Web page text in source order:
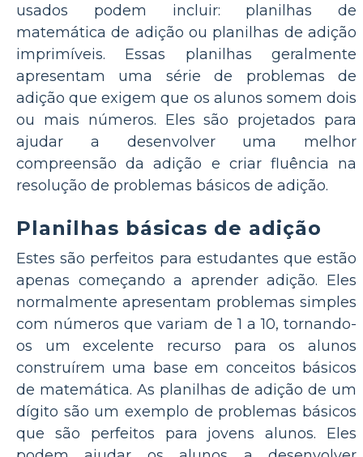
usados podem incluir: planilhas de
matemática de adição ou planilhas de adição
imprimíveis. Essas planilhas geralmente
apresentam uma série de problemas de
adição que exigem que os alunos somem dois
ou mais números. Eles são projetados para
ajudar a desenvolver uma melhor
compreensão da adição e criar fluência na
resolução de problemas básicos de adição.
Planilhas básicas de adição
Estes são perfeitos para estudantes que estão
apenas começando a aprender adição. Eles
normalmente apresentam problemas simples
com números que variam de 1 a 10, tornando-
os um excelente recurso para os alunos
construírem uma base em conceitos básicos
de matemática. As planilhas de adição de um
dígito são um exemplo de problemas básicos
que são perfeitos para jovens alunos. Eles